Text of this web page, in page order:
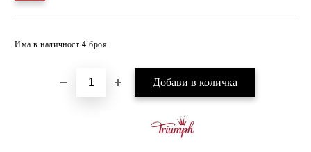
Има в наличност 4 броя